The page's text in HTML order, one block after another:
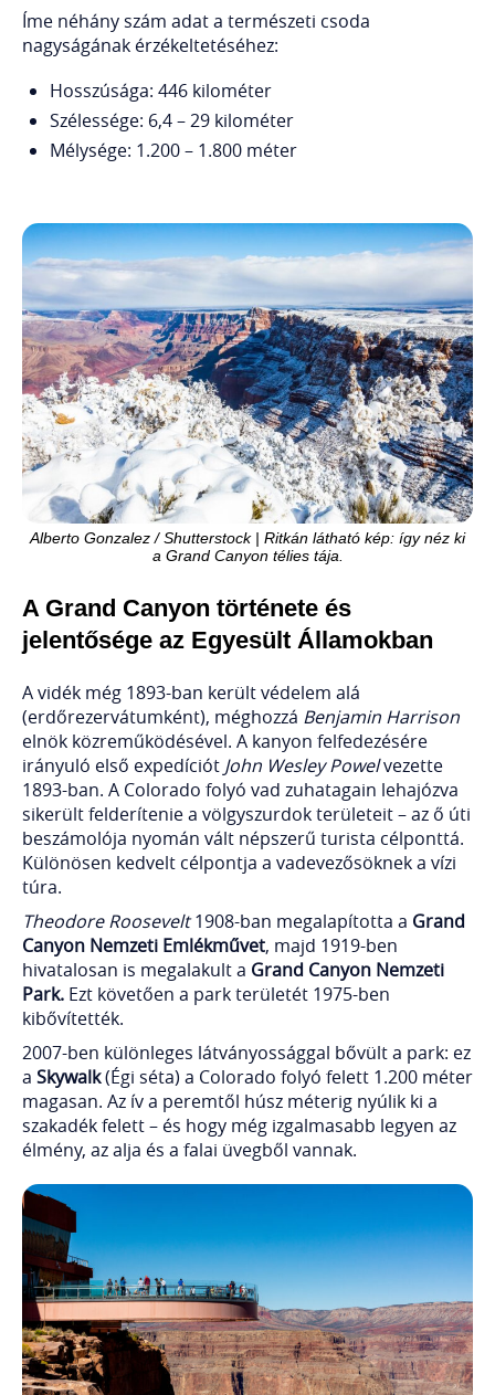
Íme néhány szám adat a természeti csoda
nagyságának érzékeltetéséhez:
Hosszúsága: 446 kilométer
Szélessége: 6,4 – 29 kilométer
Mélysége: 1.200 – 1.800 méter
Alberto Gonzalez / Shutterstock | Ritkán látható kép: így néz ki
a Grand Canyon télies tája.
A Grand Canyon története és
jelentősége az Egyesült Államokban
A vidék még 1893-ban került védelem alá
(erdőrezervátumként), méghozzá Benjamin Harrison
elnök közreműködésével. A kanyon felfedezésére
irányuló első expedíciót John Wesley Powelvezette
1893-ban. A Colorado folyó vad zuhatagain lehajózva
sikerült felderítenie a völgyszurdok területeit – az ő úti
beszámolója nyomán vált népszerű turista célponttá.
Különösen kedvelt célpontja a vadevezősöknek a vízi
túra.
Theodore Roosevelt1908-ban megalapította a Grand
Canyon Nemzeti Emlékművet, majd 1919-ben
hivatalosan is megalakult a Grand Canyon Nemzeti
Park. Ezt követően a park területét 1975-ben
kibővítették.
2007-ben különleges látványossággal bővült a park: ez
a Skywalk(Égi séta) a Colorado folyó felett 1.200 méter
magasan. Az ív a peremtől húsz méterig nyúlik ki a
szakadék felett – és hogy még izgalmasabb legyen az
élmény, az alja és a falai üvegből vannak.